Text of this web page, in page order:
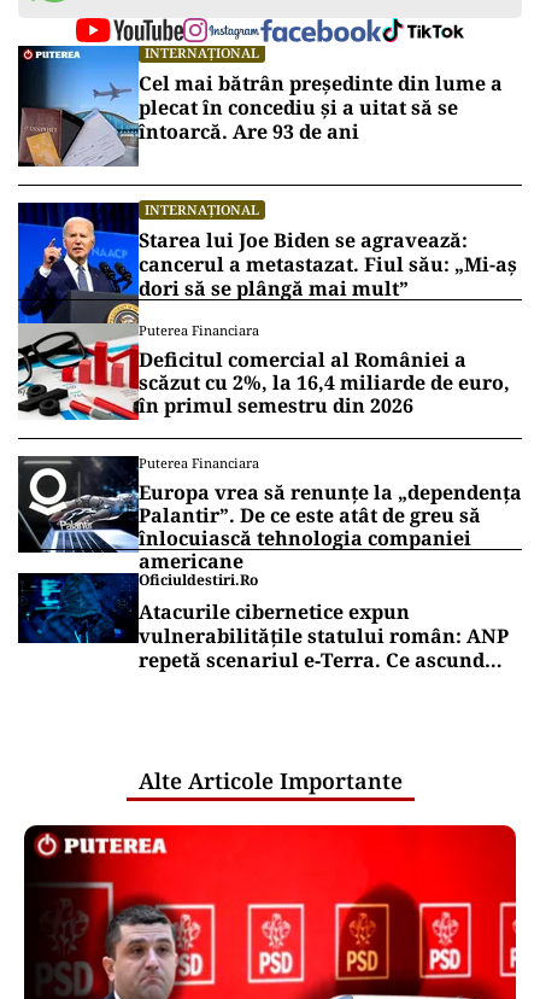
INTERNAȚIONAL
Cel mai bătrân președinte din lume a
plecat în concediu și a uitat să se
întoarcă. Are 93 de ani
INTERNAȚIONAL
Starea lui Joe Biden se agravează:
cancerul a metastazat. Fiul său: „Mi-aș
dori să se plângă mai mult”
Puterea Financiara
Deficitul comercial al României a
scăzut cu 2%, la 16,4 miliarde de euro,
în primul semestru din 2026
Puterea Financiara
Europa vrea să renunțe la „dependența
Palantir”. De ce este atât de greu să
înlocuiască tehnologia companiei
americane
Oficiuldestiri.ro
Atacurile cibernetice expun
vulnerabilitățile statului român: ANP
repetă scenariul e‑Terra. Ce ascund
Alte Articole Importante